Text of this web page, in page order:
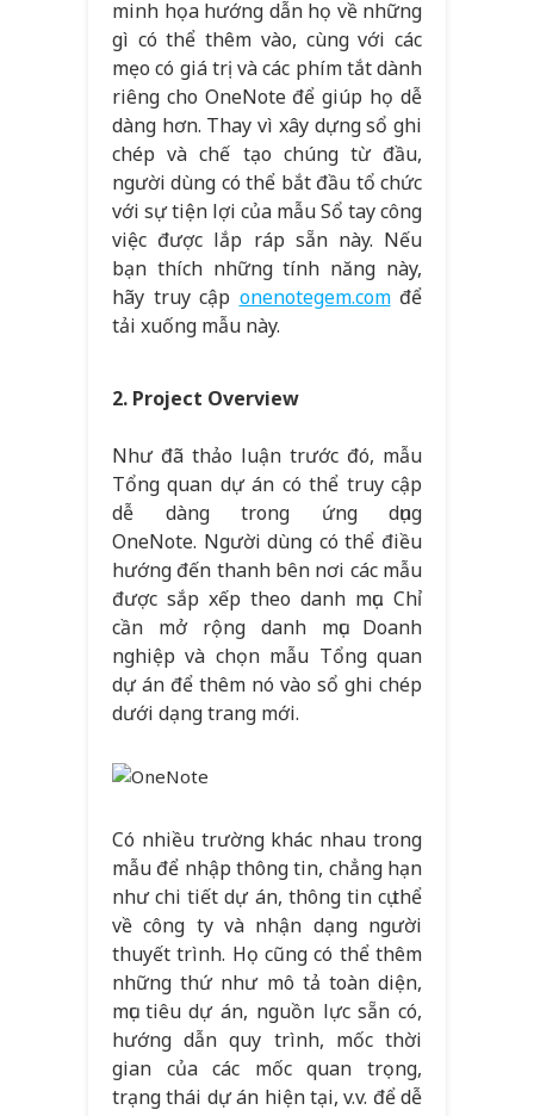
minh họa hướng dẫn họ về những
gì có thể thêm vào, cùng với các
mẹo có giá trị và các phím tắt dành
riêng cho OneNote để giúp họ dễ
dàng hơn. Thay vì xây dựng sổ ghi
chép và chế tạo chúng từ đầu,
người dùng có thể bắt đầu tổ chức
với sự tiện lợi của mẫu Sổ tay công
việc được lắp ráp sẵn này. Nếu
bạn thích những tính năng này,
hãy truy cập onenotegem.comđể
tải xuống mẫu này.
2. Project Overview
Như đã thảo luận trước đó, mẫu
Tổng quan dự án có thể truy cập
dễ dàng trong ứng dụng
OneNote. Người dùng có thể điều
hướng đến thanh bên nơi các mẫu
được sắp xếp theo danh mục. Chỉ
cần mở rộng danh mục Doanh
nghiệp và chọn mẫu Tổng quan
dự án để thêm nó vào sổ ghi chép
dưới dạng trang mới.
Có nhiều trường khác nhau trong
mẫu để nhập thông tin, chẳng hạn
như chi tiết dự án, thông tin cụ thể
về công ty và nhận dạng người
thuyết trình. Họ cũng có thể thêm
những thứ như mô tả toàn diện,
mục tiêu dự án, nguồn lực sẵn có,
hướng dẫn quy trình, mốc thời
gian của các mốc quan trọng,
trạng thái dự án hiện tại, v.v. để dễ